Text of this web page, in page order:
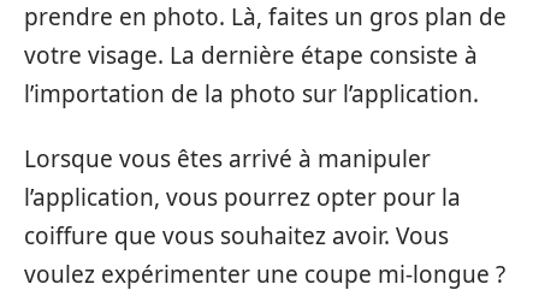
prendre en photo. Là, faites un gros plan de
votre visage. La dernière étape consiste à
l’importation de la photo sur l’application.
Lorsque vous êtes arrivé à manipuler
l’application, vous pourrez opter pour la
coiffure que vous souhaitez avoir. Vous
voulez expérimenter une coupe mi-longue ?